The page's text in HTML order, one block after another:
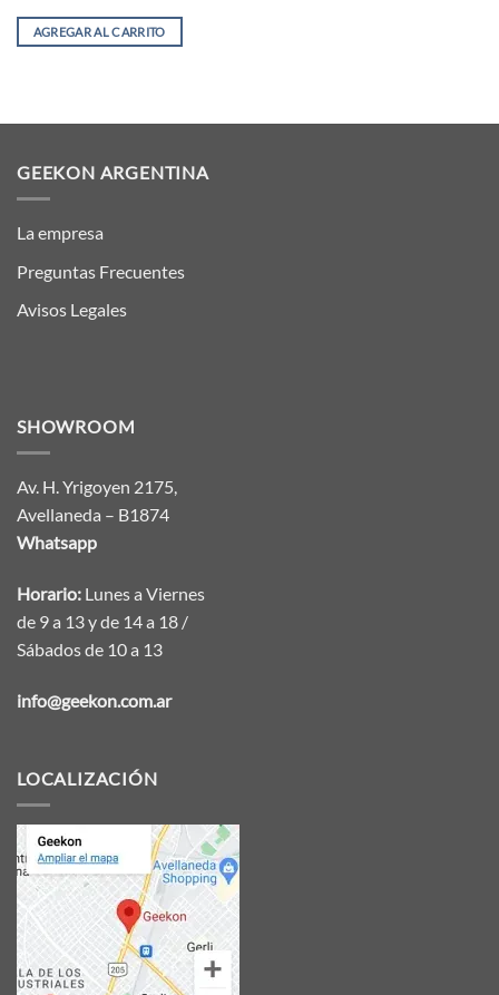
AGREGAR AL CARRITO
GEEKON ARGENTINA
La empresa
Preguntas Frecuentes
Avisos Legales
SHOWROOM
Av. H. Yrigoyen 2175,
Avellaneda – B1874
Whatsapp
Horario: Lunes a Viernes
de 9 a 13 y de 14 a 18 /
Sábados de 10 a 13
info@geekon.com.ar
LOCALIZACIÓN